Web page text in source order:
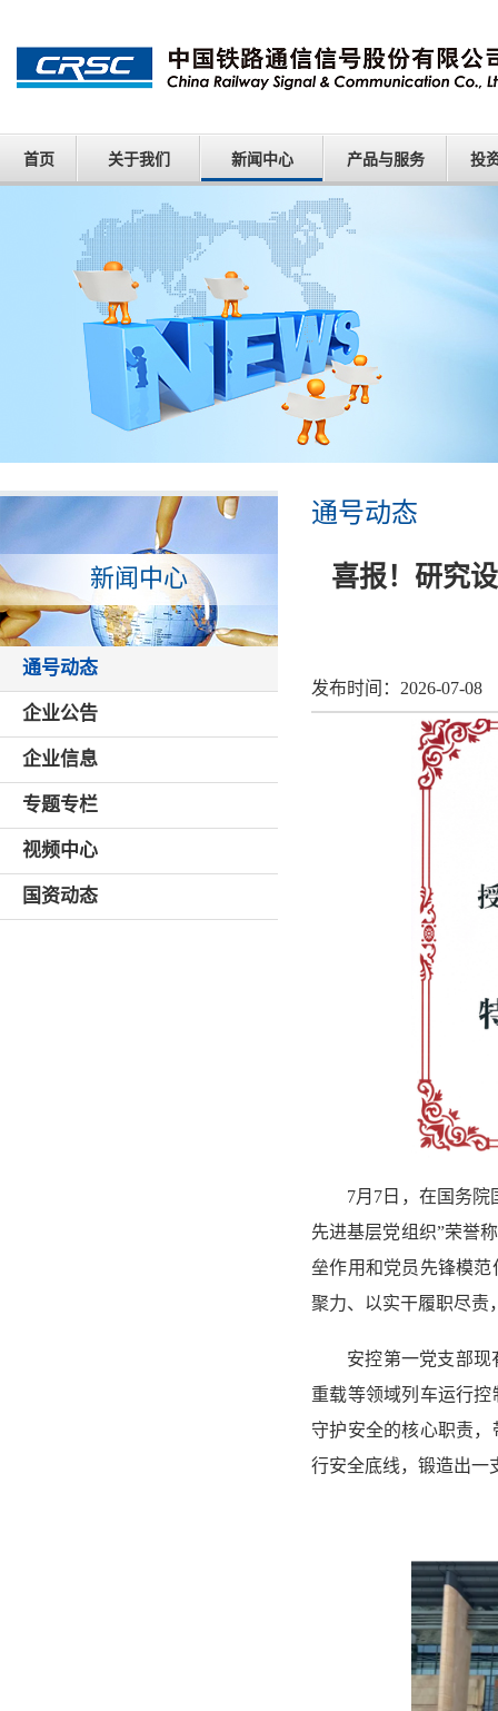
首页 关于我们 新闻中心 产品与服务 投
新闻中心
通号动态
企业公告
企业信息
专题专栏
视频中心
国资动态
通号动态
喜报！研究
发布时间： 2026-07-08
7月7日，在国务
先进基层党组织”荣誉
垒作用和党员先锋模
聚力、以实干履职尽责
安控第一党支部
重载等领域列车运行
守护安全的核心职责
行安全底线，锻造出一